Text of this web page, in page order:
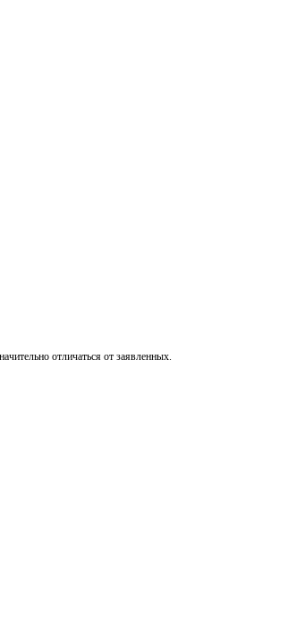
отличаться от заявленных.